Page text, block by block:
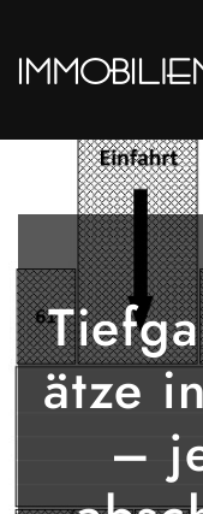
ätze
–